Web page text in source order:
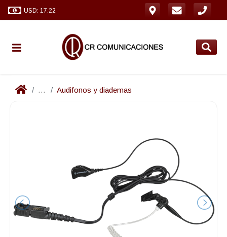
USD: 17.22
... Audifonos y diademas